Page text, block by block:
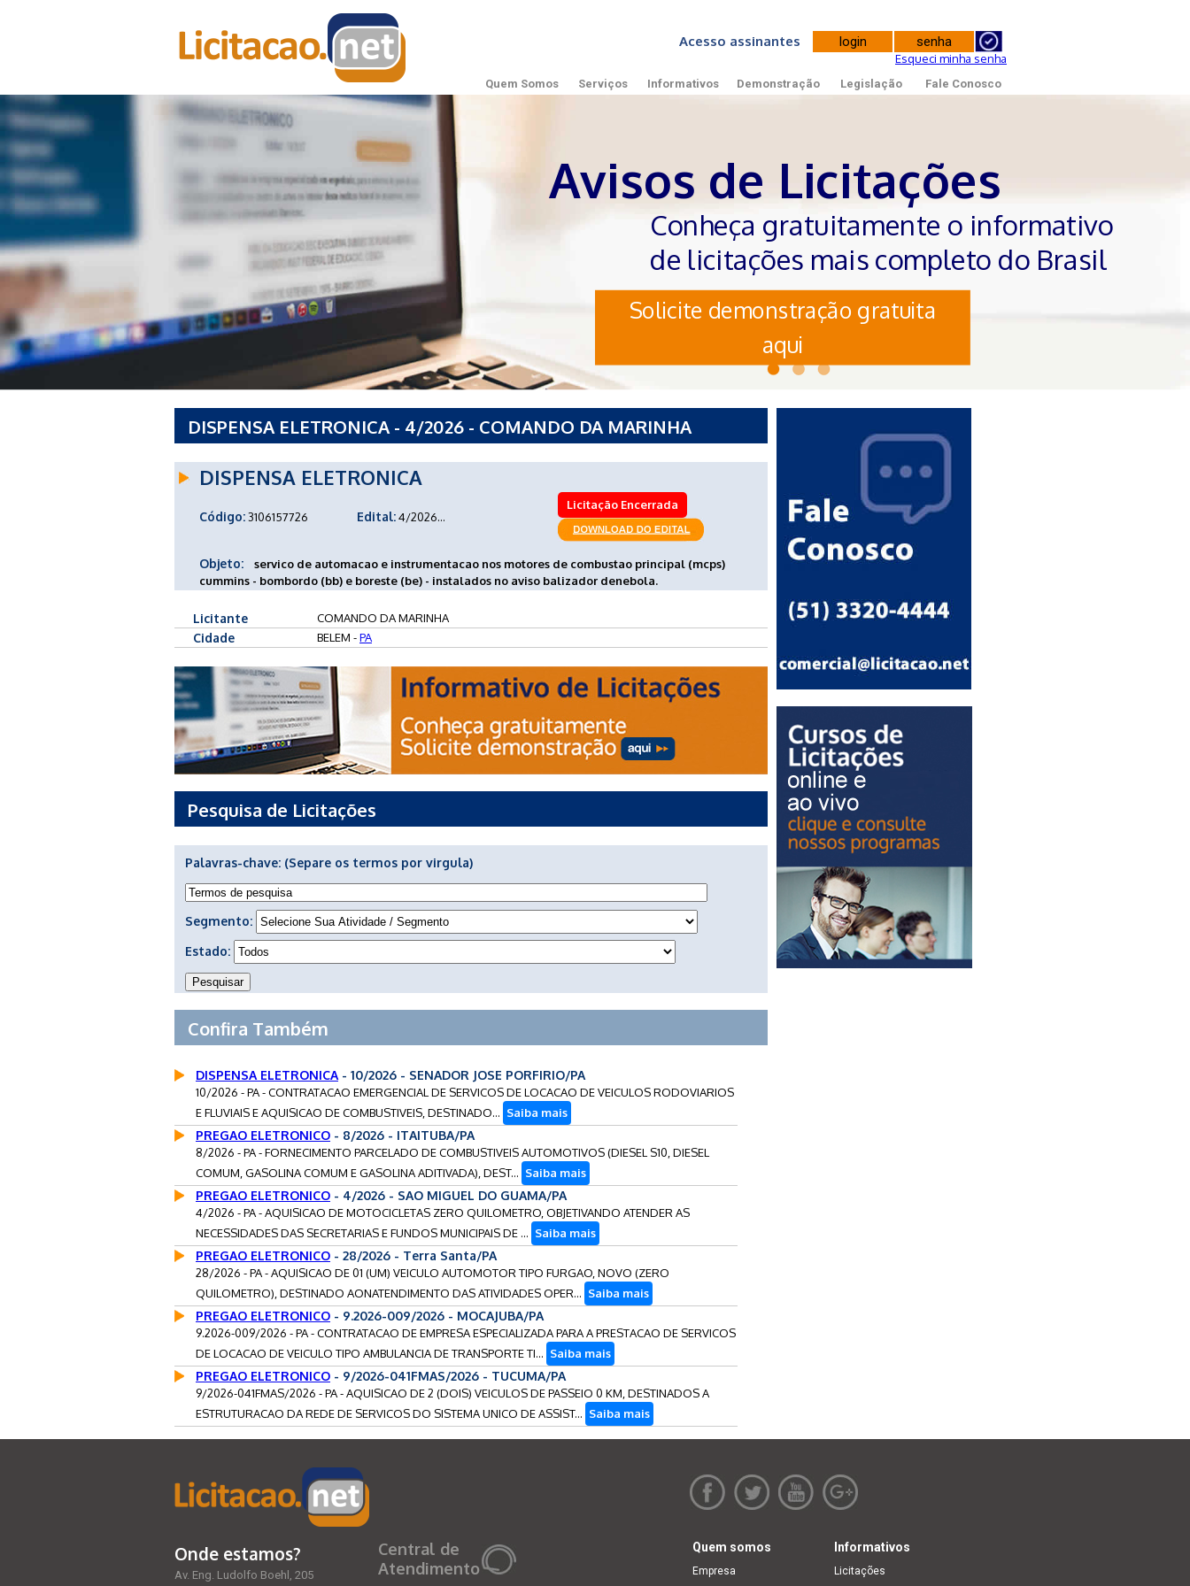
Acesso assinantes
Esqueci minha senha
Quem Somos Serviços Informativos Demonstração Legislação Fale Conosco
Avisos de Licitações
Conheça gratuitamente o informativo
de licitações mais completo do Brasil
Solicite demonstração gratuita
aqui
DISPENSA ELETRONICA - 4/2026 - COMANDO DA MARINHA
DISPENSA ELETRONICA
Código:3106157726 Edital:4/2026...
Licitação Encerrada
Objeto:
servico de automacao e instrumentacao nos motores de combustao principal (mcps)
cummins - bombordo (bb) e boreste (be) - instalados no aviso balizador denebola.
Licitante COMANDO DA MARINHA
Cidade BELEM -PA
Pesquisa de Licitações
Palavras-chave: (Separe os termos por virgula)
Segmento:
Estado:
Confira Também
DISPENSA ELETRONICA - 10/2026 - SENADOR JOSE PORFIRIO/PA
10/2026 - PA - CONTRATACAO EMERGENCIAL DE SERVICOS DE LOCACAO DE VEICULOS RODOVIARIOS
E FLUVIAIS E AQUISICAO DE COMBUSTIVEIS, DESTINADO... Saiba mais
PREGAO ELETRONICO - 8/2026 - ITAITUBA/PA
8/2026 - PA - FORNECIMENTO PARCELADO DE COMBUSTIVEIS AUTOMOTIVOS (DIESEL S10, DIESEL
COMUM, GASOLINA COMUM E GASOLINA ADITIVADA), DEST... Saiba mais
PREGAO ELETRONICO - 4/2026 - SAO MIGUEL DO GUAMA/PA
4/2026 - PA - AQUISICAO DE MOTOCICLETAS ZERO QUILOMETRO, OBJETIVANDO ATENDER AS
NECESSIDADES DAS SECRETARIAS E FUNDOS MUNICIPAIS DE ... Saiba mais
PREGAO ELETRONICO - 28/2026 - Terra Santa/PA
28/2026 - PA - AQUISICAO DE 01 (UM) VEICULO AUTOMOTOR TIPO FURGAO, NOVO (ZERO
QUILOMETRO), DESTINADO AONATENDIMENTO DAS ATIVIDADES OPER... Saiba mais
PREGAO ELETRONICO - 9.2026-009/2026 - MOCAJUBA/PA
9.2026-009/2026 - PA - CONTRATACAO DE EMPRESA ESPECIALIZADA PARA A PRESTACAO DE SERVICOS
DE LOCACAO DE VEICULO TIPO AMBULANCIA DE TRANSPORTE TI... Saiba mais
PREGAO ELETRONICO - 9/2026-041FMAS/2026 - TUCUMA/PA
9/2026-041FMAS/2026 - PA - AQUISICAO DE 2 (DOIS) VEICULOS DE PASSEIO 0 KM, DESTINADOS A
ESTRUTURACAO DA REDE DE SERVICOS DO SISTEMA UNICO DE ASSIST... Saiba mais
Onde estamos?
Av. Eng. Ludolfo Boehl, 205
Central de
Atendimento
Quem somos
Empresa
Informativos
Licitações